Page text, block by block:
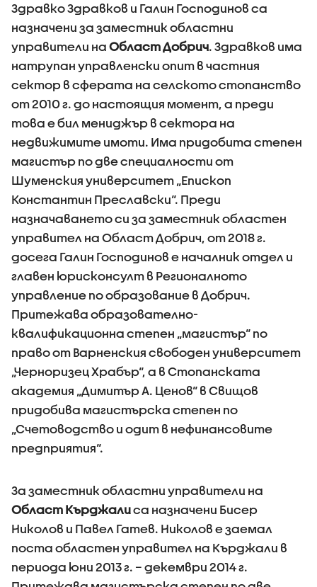
Здравко Здравков и Галин Господинов са
назначени за заместник областни
управители на Област Добрич. Здравков има
натрупан управленски опит в частния
сектор в сферата на селското стопанство
от 2010 г. до настоящия момент, а преди
това е бил мениджър в сектора на
недвижимите имоти. Има придобита степен
магистър по две специалности от
Шуменския университет „Епископ
Константин Преславски“. Преди
назначаването си за заместник областен
управител на Област Добрич, от 2018 г.
досега Галин Господинов е началник отдел и
главен юрисконсулт в Регионалното
управление по образование в Добрич.
Притежава образователно-
квалификационна степен „магистър“ по
право от Варненския свободен университет
„Черноризец Храбър“, а в Стопанската
академия „Димитър А. Ценов“ в Свищов
придобива магистърска степен по
„Счетоводство и одит в нефинансовите
предприятия“.
За заместник областни управители на
Област Кърджалиса назначени Бисер
Николов и Павел Гатев. Николов е заемал
поста областен управител на Кърджали в
периода юни 2013 г. – декември 2014 г.